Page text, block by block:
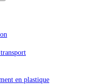
en plastique